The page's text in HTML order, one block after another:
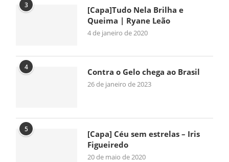
3
[Capa]Tudo Nela Brilha e
Queima | Ryane Leão
4 de janeiro de 2020
4 Contra o Gelo chega ao Brasil
26 de janeiro de 2023
5
[Capa] Céu sem estrelas – Iris
Figueiredo
20 de maio de 2020